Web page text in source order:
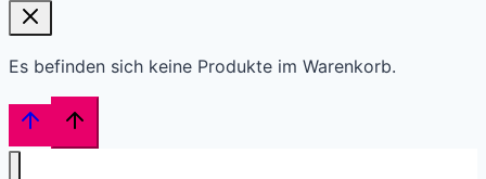
Es befinden sich keine Produkte im Warenkorb.